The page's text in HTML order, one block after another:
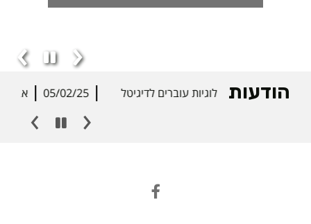
הודעות
מידע וטכנולוגיות עוברים לדיגיטל 05/02/25 אבדות
פייסבוק